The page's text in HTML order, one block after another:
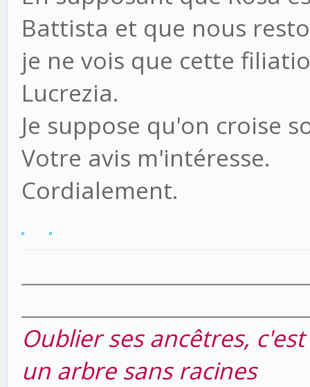
Battista et que nous
je ne vois que cette
Lucrezia.
Je suppose qu'on croise
Votre avis m'intéresse.
Cordialement.
Oublier ses ancêtres,
un arbre sans racines